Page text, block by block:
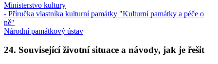
Ministerstvo kultury
- Příručka vlastníka kulturní památky "Kulturní památky a péče o
ně"
Národní památkový ústav
24. Související životní situace a návody, jak je řešit